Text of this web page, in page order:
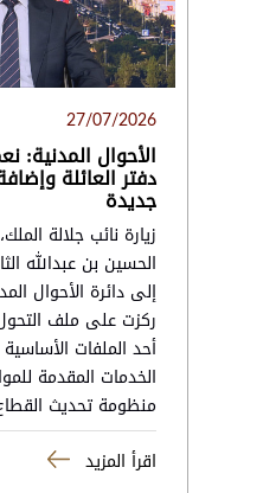
27/07/2026
الأحوال المدنية:
جديدة
زيارة نائب جلالة
الحسين بن عبدﷲ
إلى دائرة الأحوال
ركزت على ملف التحول
أحد الملفات
الخدمات المقدمة
منظومة تحديث
اقرأ المزيد